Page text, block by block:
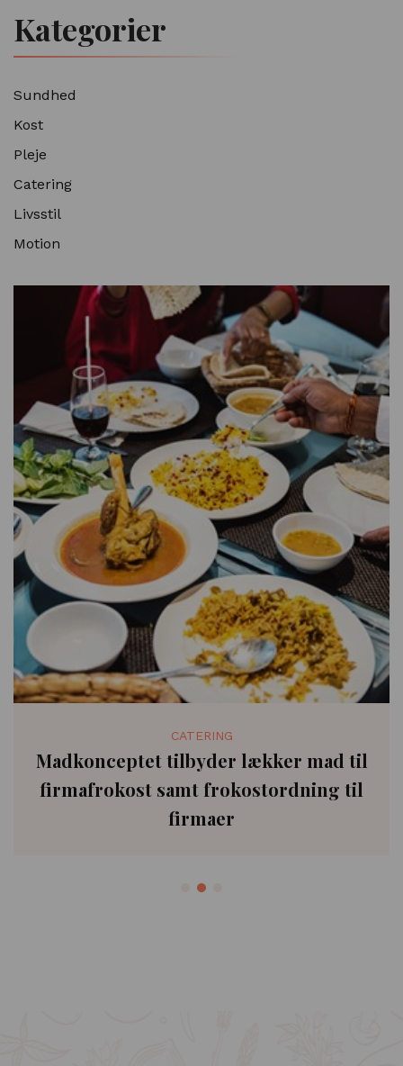
Kategorier
Sundhed
Kost
Pleje
Catering
Livsstil
Motion
CATERING
Madkonceptet tilbyder lækker mad til
firmafrokost samt frokostordning til
firmaer